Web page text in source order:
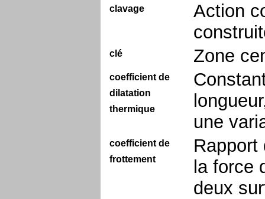
clavage
Action
clé Zone
coefficient de
dilatation
thermique
une
coefficient de
frottement
Rapport
la force
deux